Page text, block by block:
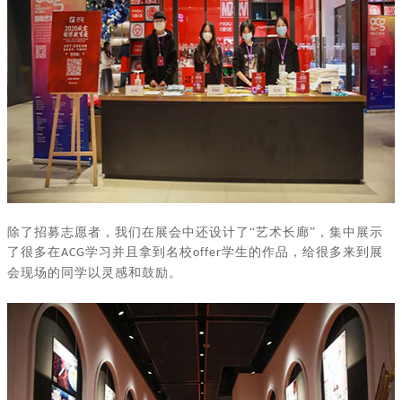
除了招募志愿者，我们在展会中还设计了 “艺术长廊”，集中展示
了很多在ACG学习并且拿到名校offer学生的作品，给很多来到展
会现场的同学以灵感和鼓励。